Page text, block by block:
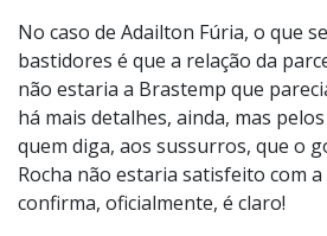
No caso de Adailton Fúria, o que
bastidores é que a relação da
não estaria a Brastemp que
há mais detalhes, ainda, mas
quem diga, aos sussurros, que o
Rocha não estaria satisfeito com
confirma, oficialmente, é claro!